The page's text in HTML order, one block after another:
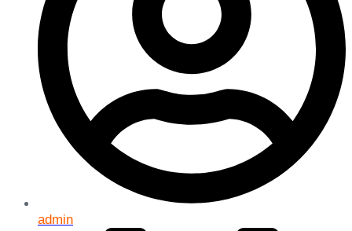
admin